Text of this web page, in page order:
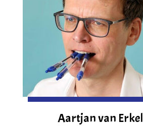
Aartjan van Erkel